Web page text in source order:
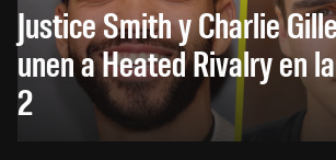
Justice Smith y Charlie
unen a Heated Rivalry en
2